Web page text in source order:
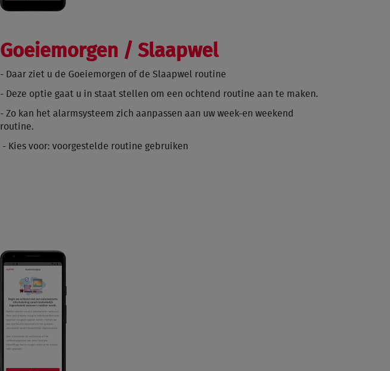
Goeiemorgen / Slaapwel
- Daar ziet u de Goeiemorgen of de Slaapwel routine
- Deze optie gaat u in staat stellen om een ochtend routine aan te maken.
- Zo kan het alarmsysteem zich aanpassen aan uw week-en weekend
routine.
- Kies voor: voorgestelde routine gebruiken